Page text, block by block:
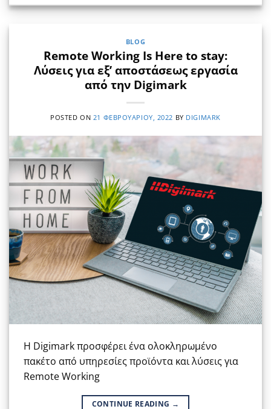
BLOG
Remote Working Is Here to stay:
Λύσεις για εξ’ αποστάσεως εργασία
από την Digimark
POSTED ON 21 ΦΕΒΡΟΥΑΡΊΟΥ, 2022 BY DIGIMARK
H Digimark προσφέρει ένα ολοκληρωμένο
πακέτο από υπηρεσίες προϊόντα και λύσεις για
Remote Working
CONTINUE READING →